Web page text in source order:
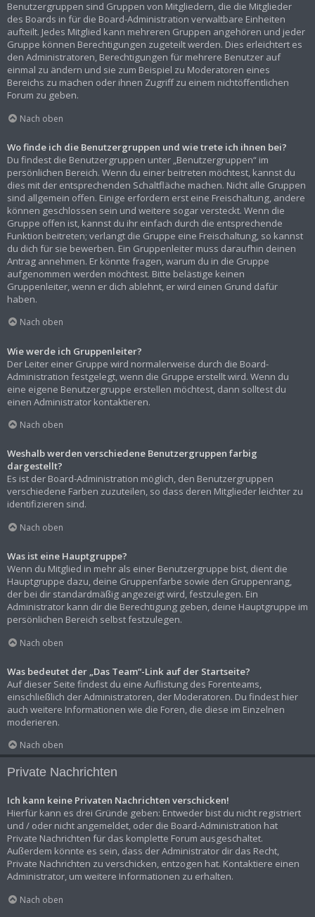
Benutzergruppen sind Gruppen von Mitgliedern, die die Mitglieder
des Boards in für die Board-Administration verwaltbare Einheiten
aufteilt. Jedes Mitglied kann mehreren Gruppen angehören und jeder
Gruppe können Berechtigungen zugeteilt werden. Dies erleichtert es
den Administratoren, Berechtigungen für mehrere Benutzer auf
einmal zu ändern und sie zum Beispiel zu Moderatoren eines
Bereichs zu machen oder ihnen Zugriff zu einem nichtöffentlichen
Forum zu geben.
Nach oben
Wo finde ich die Benutzergruppen und wie trete ich ihnen bei?
Du findest die Benutzergruppen unter „Benutzergruppen“ im
persönlichen Bereich. Wenn du einer beitreten möchtest, kannst du
dies mit der entsprechenden Schaltfläche machen. Nicht alle Gruppen
sind allgemein offen. Einige erfordern erst eine Freischaltung, andere
können geschlossen sein und weitere sogar versteckt. Wenn die
Gruppe offen ist, kannst du ihr einfach durch die entsprechende
Funktion beitreten; verlangt die Gruppe eine Freischaltung, so kannst
du dich für sie bewerben. Ein Gruppenleiter muss daraufhin deinen
Antrag annehmen. Er könnte fragen, warum du in die Gruppe
aufgenommen werden möchtest. Bitte belästige keinen
Gruppenleiter, wenn er dich ablehnt, er wird einen Grund dafür
haben.
Nach oben
Wie werde ich Gruppenleiter?
Der Leiter einer Gruppe wird normalerweise durch die Board-
Administration festgelegt, wenn die Gruppe erstellt wird. Wenn du
eine eigene Benutzergruppe erstellen möchtest, dann solltest du
einen Administrator kontaktieren.
Nach oben
Weshalb werden verschiedene Benutzergruppen farbig
dargestellt?
Es ist der Board-Administration möglich, den Benutzergruppen
verschiedene Farben zuzuteilen, so dass deren Mitglieder leichter zu
identifizieren sind.
Nach oben
Was ist eine Hauptgruppe?
Wenn du Mitglied in mehr als einer Benutzergruppe bist, dient die
Hauptgruppe dazu, deine Gruppenfarbe sowie den Gruppenrang,
der bei dir standardmäßig angezeigt wird, festzulegen. Ein
Administrator kann dir die Berechtigung geben, deine Hauptgruppe im
persönlichen Bereich selbst festzulegen.
Nach oben
Was bedeutet der „Das Team“-Link auf der Startseite?
Auf dieser Seite findest du eine Auflistung des Forenteams,
einschließlich der Administratoren, der Moderatoren. Du findest hier
auch weitere Informationen wie die Foren, die diese im Einzelnen
moderieren.
Nach oben
Private Nachrichten
Ich kann keine Privaten Nachrichten verschicken!
Hierfür kann es drei Gründe geben: Entweder bist du nicht registriert
und / oder nicht angemeldet, oder die Board-Administration hat
Private Nachrichten für das komplette Forum ausgeschaltet.
Außerdem könnte es sein, dass der Administrator dir das Recht,
Private Nachrichten zu verschicken, entzogen hat. Kontaktiere einen
Administrator, um weitere Informationen zu erhalten.
Nach oben